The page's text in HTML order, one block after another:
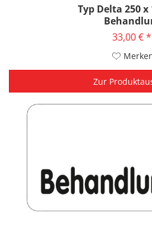
Typ Delta 250 x
33,00 € *
Zur